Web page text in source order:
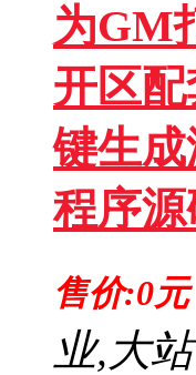
为GM
开区
键生
程序源
售价:0元
业,大